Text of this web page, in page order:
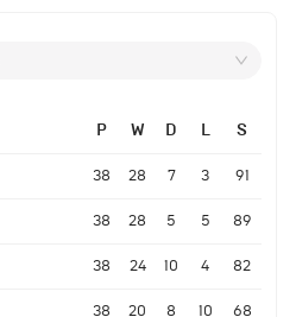
P W D L S
38 28 7 3 91
38 28 5 5 89
38 24 10 4 82
38 20 8 10 68